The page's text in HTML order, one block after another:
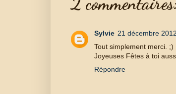
Sylvie 21 décembre
Tout simplement merci. ;)
Joyeuses Fêtes à toi
Répondre